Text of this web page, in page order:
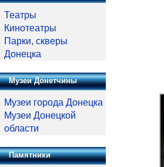
Театры
Кинотеатры
Парки, скверы
Донецка
Музеи Донетчины
Музеи города Донецка
Музеи Донецкой
области
Памятники